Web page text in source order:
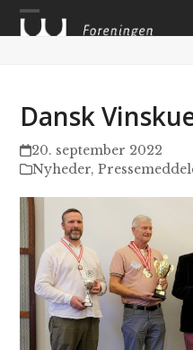
Skip
to
Dansk
20. september 2022
Nyheder,